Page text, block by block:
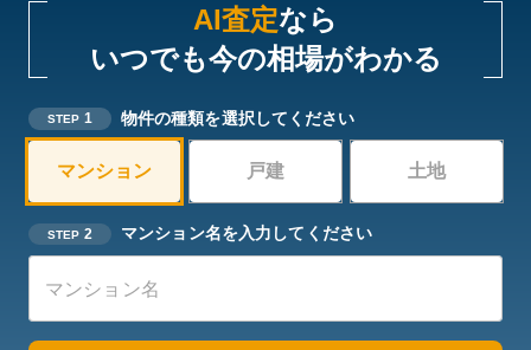
AI査定なら
いつでも今の相場がわかる
STEP 1 物件の種類を選択してください
マンション 戸建 土地
STEP 2 マンション名を入力してください